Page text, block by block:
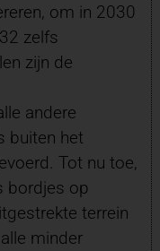
om in 2030
zelfs
zijn de
andere
buiten het
Tot nu toe,
bordjes op
terrein
minder